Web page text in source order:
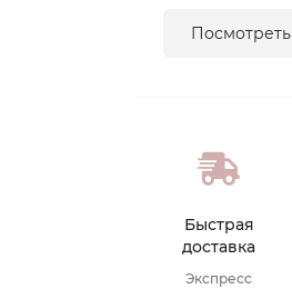
Посмотреть
Быстрая
доставка
Экспресс